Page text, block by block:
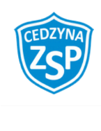
Przejdź
do
treści